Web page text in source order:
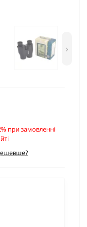
›
при замовленні